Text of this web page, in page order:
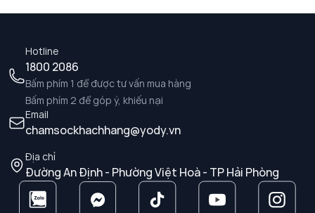
Hotline
1800 2086
Bấm phím 1 để được tư vấn mua hàng
Bấm phím 2 để góp ý, khiếu nại
Email
chamsockhachhang@yody.vn
Địa chỉ
Đường An Định - Phường Việt Hoà - TP Hải Phòng